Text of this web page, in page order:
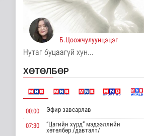
7 цаг 9 минутын өмнө
Хирошимад иргэд
Японы зэвсгийн
экспортын бодлогы..
Дэлхийд
7 цаг 21 минутын өмнө
Трамп Ирантай
шинэ гарц эрэлх..
7 цаг 29 минутын өмнө
Европ даяар хэт халалт
Б.Цоожчулуунцэцэг
Нутаг буцаагүй хун...
ХӨТӨЛБӨР
00:00 Эфир завсарлав
07:30
“Цагийн хүрд” мэдээллийн
хөтөлбөр /давталт/